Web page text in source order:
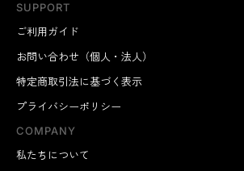
SUPPORT
ご利用ガイド
お問い合わせ（個人・法人）
特定商取引法に基づく表示
プライバシーポリシー
COMPANY
私たちについて